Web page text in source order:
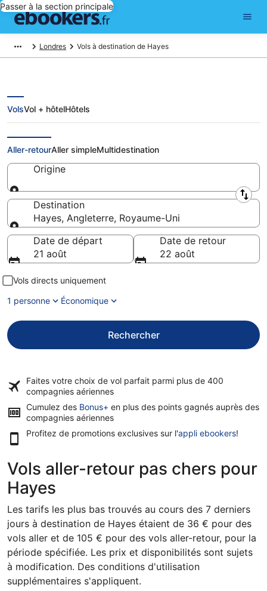
Passer à la section principale
Londres Vols à destination de Hayes
Vols pas chers pour Hayes
VolsVol + hôtelHôtels
Aller-retourAller simpleMultidestination
Origine
Origine
Destination
Hayes, Angleterre, Royaume-Uni
Destination
Date de départ
21 août
Date de retour
22 août
Vols directs uniquement
1 personne
Économique
Rechercher
Faites votre choix de vol parfait parmi plus de 400
compagnies aériennes
Cumulez des Bonus+ en plus des points gagnés auprès des
compagnies aériennes
Profitez de promotions exclusives sur l'appli ebookers!
Vols aller-retour pas chers pour
Hayes
Les tarifs les plus bas trouvés au cours des 7 derniers
jours à destination de Hayes étaient de 36 € pour des
vols aller et de 105 € pour des vols aller-retour, pour la
période spécifiée. Les prix et disponibilités sont sujets
à modification. Des conditions d'utilisation
supplémentaires s'appliquent.